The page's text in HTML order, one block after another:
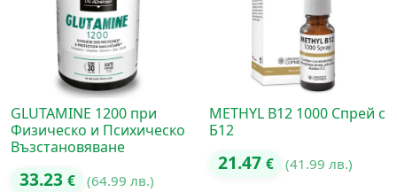
GLUTAMINE 1200 при
Физическо и Психическо
Възстановяване
33.23 € (64.99 лв.)
METHYL В12 1000 Спрей с
Б12
21.47 € (41.99 лв.)